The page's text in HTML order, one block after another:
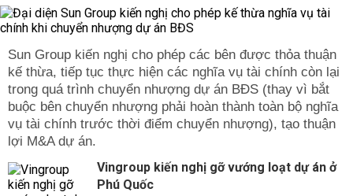
Sun Group kiến nghị cho phép các bên được thỏa thuận
kế thừa, tiếp tục thực hiện các nghĩa vụ tài chính còn lại
trong quá trình chuyển nhượng dự án BĐS (thay vì bắt
buộc bên chuyển nhượng phải hoàn thành toàn bộ nghĩa
vụ tài chính trước thời điểm chuyển nhượng), tạo thuận
lợi M&A dự án.
Vingroup kiến nghị gỡ vướng loạt dự án ở
Phú Quốc